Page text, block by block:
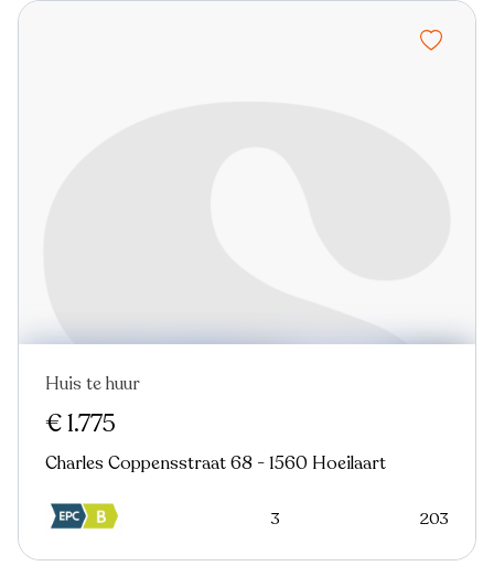
Huis te huur
€ 1.775
Charles Coppensstraat 68 - 1560 Hoeilaart
3 203